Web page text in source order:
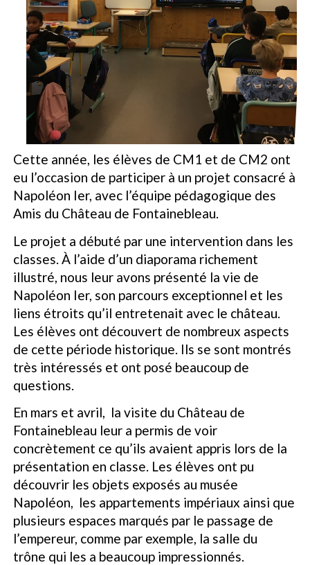
Cette année, les élèves de CM1 et de CM2 ont
eu l’occasion de participer à un projet consacré à
Napoléon Ier, avec l’équipe pédagogique des
Amis du Château de Fontainebleau.
Le projet a débuté par une intervention dans les
classes. À l’aide d’un diaporama richement
illustré, nous leur avons présenté la vie de
Napoléon Ier, son parcours exceptionnel et les
liens étroits qu’il entretenait avec le château.
Les élèves ont découvert de nombreux aspects
de cette période historique. Ils se sont montrés
très intéressés et ont posé beaucoup de
questions.
En mars et avril, la visite du Château de
Fontainebleau leur a permis de voir
concrètement ce qu’ils avaient appris lors de la
présentation en classe. Les élèves ont pu
découvrir les objets exposés au musée
Napoléon, les appartements impériaux ainsi que
plusieurs espaces marqués par le passage de
l’empereur, comme par exemple, la salle du
trône qui les a beaucoup impressionnés.